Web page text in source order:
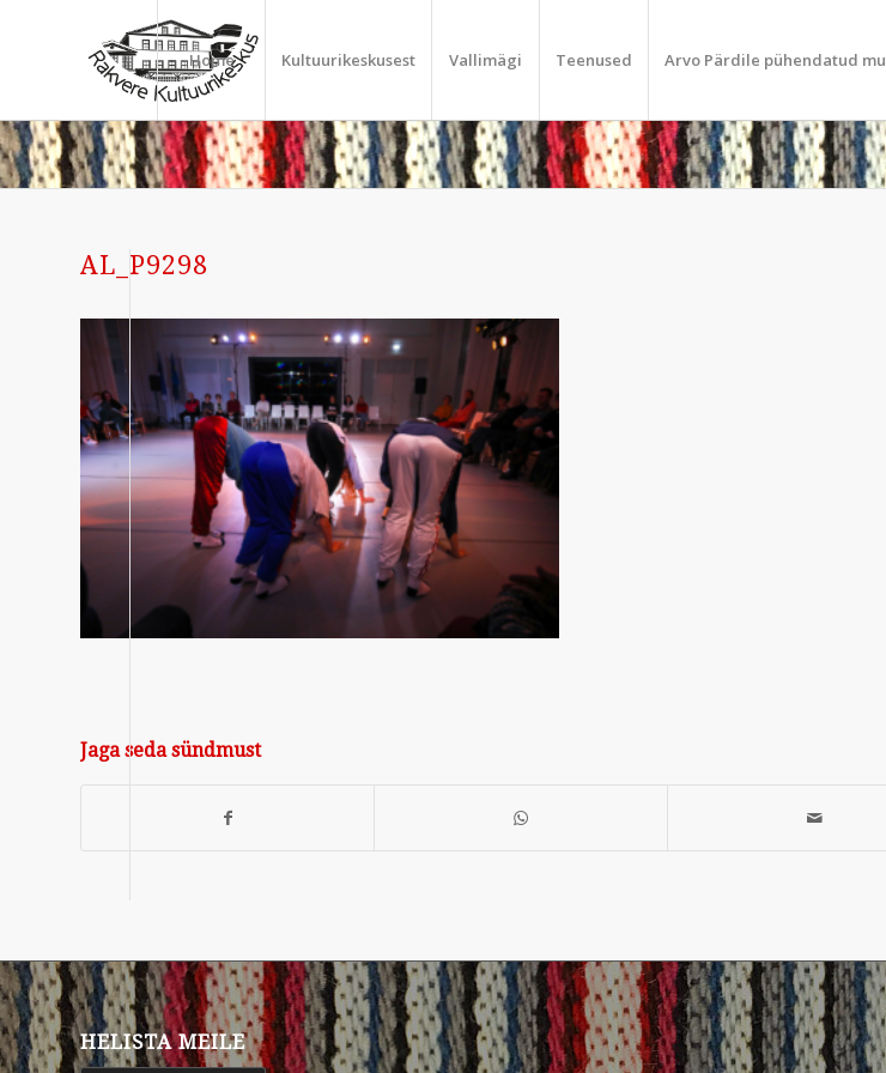
Home Kultuurikeskusest Vallimägi Teenused Arvo Pärdile pühendatud
AL_P9298
Jaga seda sündmust
HELISTA MEILE